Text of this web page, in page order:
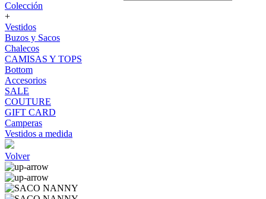
Colección
+
Vestidos
Buzos y Sacos
Chalecos
CAMISAS Y TOPS
Bottom
Accesorios
SALE
COUTURE
GIFT CARD
Camperas
Vestidos a medida
Volver